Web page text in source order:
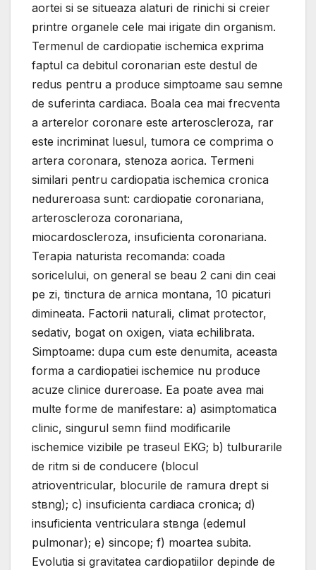
aortei si se situeaza alaturi de rinichi si creier
printre organele cele mai irigate din organism.
Termenul de cardiopatie ischemica exprima
faptul ca debitul coronarian este destul de
redus pentru a produce simptoame sau semne
de suferinta cardiaca. Boala cea mai frecventa
a arterelor coronare este arteroscleroza, rar
este incriminat luesul, tumora ce comprima o
artera coronara, stenoza aorica. Termeni
similari pentru cardiopatia ischemica cronica
nedureroasa sunt: cardiopatie coronariana,
arteroscleroza coronariana,
miocardoscleroza, insuficienta coronariana.
Terapia naturista recomanda: coada
soricelului, оn general se beau 2 cani din ceai
pe zi, tinctura de arnica montana, 10 picaturi
dimineata. Factorii naturali, climat protector,
sedativ, bogat оn oxigen, viata echilibrata.
Simptoame: dupa cum este denumita, aceasta
forma a cardiopatiei ischemice nu produce
acuze clinice dureroase. Ea poate avea mai
multe forme de manifestare: a) asimptomatica
clinic, singurul semn fiind modificarile
ischemice vizibile pe traseul EKG; b) tulburarile
de ritm si de conducere (blocul
atrioventricular, blocurile de ramura drept si
stвng); c) insuficienta cardiaca cronica; d)
insuficienta ventriculara stвnga (edemul
pulmonar); e) sincope; f) moartea subita.
Evolutia si gravitatea cardiopatiilor depinde de